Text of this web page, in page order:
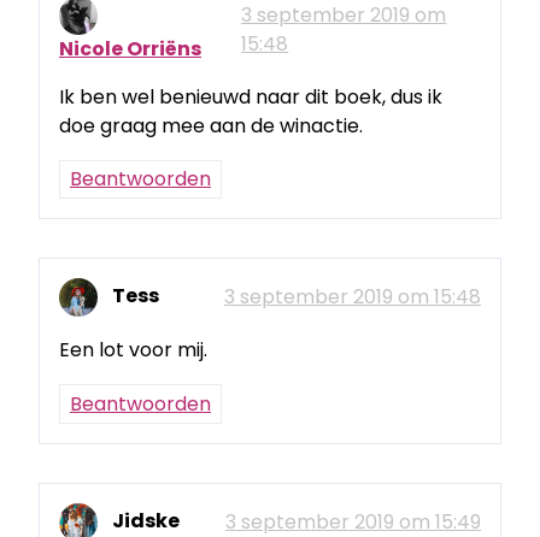
Nicole Orriëns
3 september 2019 om
15:48
Ik ben wel benieuwd naar dit boek, dus ik
doe graag mee aan de winactie.
Beantwoorden
Tess
3 september 2019 om 15:48
Een lot voor mij.
Beantwoorden
Jidske
3 september 2019 om 15:49